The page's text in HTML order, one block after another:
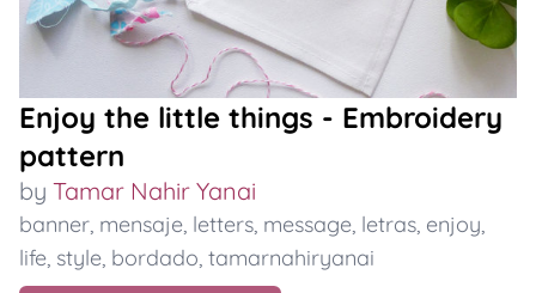
Enjoy the little things - Embroidery
pattern
by Tamar Nahir Yanai
banner, mensaje, letters, message, letras, enjoy,
life, style, bordado, tamarnahiryanai